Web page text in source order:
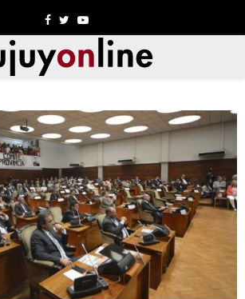
Facebook
TwitterYoutube